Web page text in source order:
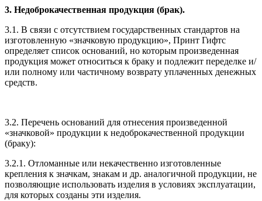
3. Недоброкачественная продукция (брак).
3.1. В связи с отсутствием государственных стандартов на
изготовленную «значковую продукцию», Принт Гифтс
определяет список оснований, но которым произведенная
продукция может относиться к браку и подлежит переделке и/
или полному или частичному возврату уплаченных денежных
средств.
3.2. Перечень оснований для отнесения произведенной
«значковой» продукции к недоброкачественной продукции
(браку):
3.2.1. Отломанные или некачественно изготовленные
крепления к значкам, знакам и др. аналогичной продукции, не
позволяющие использовать изделия в условиях эксплуатации,
для которых созданы эти изделия.